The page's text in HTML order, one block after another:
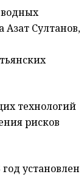
Азат Султанов,
технологий
рисков
установлен